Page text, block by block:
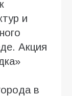
и
Акция
в